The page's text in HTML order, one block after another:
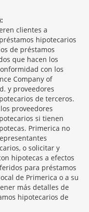
clientes a
hipotecarios
de préstamos
que hacen los
con los
Company of
y proveedores
de terceros.
proveedores
si tienen
Primerica no
o solicitar y
hipotecas a efectos
para préstamos
de Primerica o a su
más detalles de
hipotecarios de